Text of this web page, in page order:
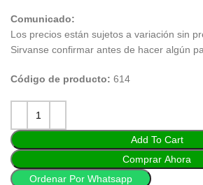
Comunicado:
Los precios están sujetos a variación sin
Sirvanse confirmar antes de hacer algún
Código de producto: 614
Add To Cart
Comprar Ahora
Ordenar Por Whatsapp